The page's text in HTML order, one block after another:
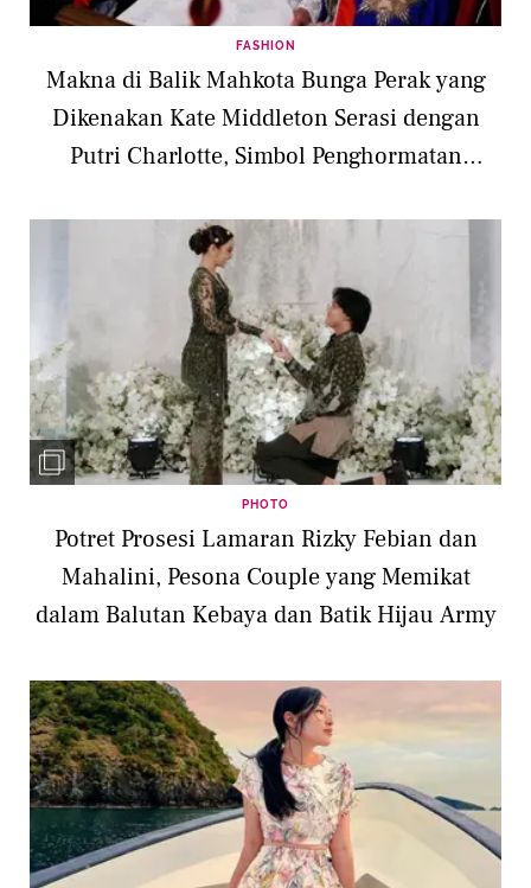
FASHION
Makna di Balik Mahkota Bunga Perak yang
Dikenakan Kate Middleton Serasi dengan
Putri Charlotte, Simbol Penghormatan
PHOTO
Potret Prosesi Lamaran Rizky Febian dan
Mahalini, Pesona Couple yang Memikat
dalam Balutan Kebaya dan Batik Hijau Army